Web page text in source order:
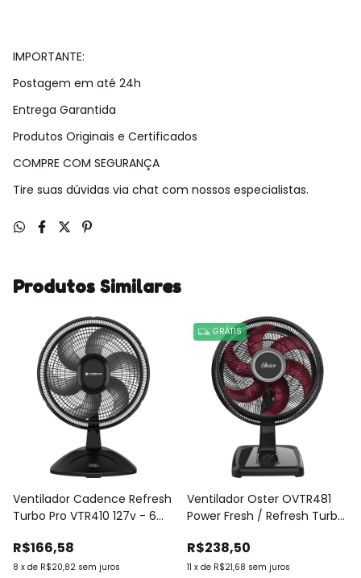
IMPORTANTE:
Postagem em até 24h
Entrega Garantida
Produtos Originais e Certificados
COMPRE COM SEGURANÇA
Tire suas dúvidas via chat com nossos especialistas.
Produtos Similares
Ventilador Cadence Refresh
Turbo Pro VTR410 127v - 6
R$166,58
8 x de R$20,82 sem juros
GRÁTIS
Ventilador Oster OVTR481
Power Fresh / Refresh Turbo
Velocidades
R$238,50
11 x de R$21,68 sem juros